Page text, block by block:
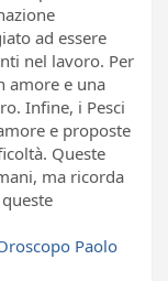
ad essere
nel lavoro. Per
amore e una
Infine, i Pesci
e proposte
Queste
ma ricorda
Paolo